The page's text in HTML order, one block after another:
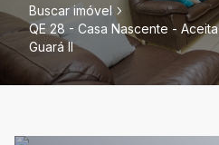
Buscar imóvel
QE 28 - Casa Nascente -
Guará II